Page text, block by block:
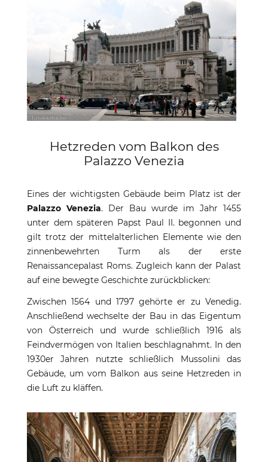
Hetzreden vom Balkon des
Palazzo Venezia
Eines der wichtigsten Gebäude beim Platz ist der
Palazzo Venezia. Der Bau wurde im Jahr 1455
unter dem späteren Papst Paul II. begonnen und
gilt trotz der mittelalterlichen Elemente wie den
zinnenbewehrten Turm als der erste
Renaissancepalast Roms. Zugleich kann der Palast
auf eine bewegte Geschichte zurückblicken:
Zwischen 1564 und 1797 gehörte er zu Venedig.
Anschließend wechselte der Bau in das Eigentum
von Österreich und wurde schließlich 1916 als
Feindvermögen von Italien beschlagnahmt. In den
1930er Jahren nutzte schließlich Mussolini das
Gebäude, um vom Balkon aus seine Hetzreden in
die Luft zu kläffen.